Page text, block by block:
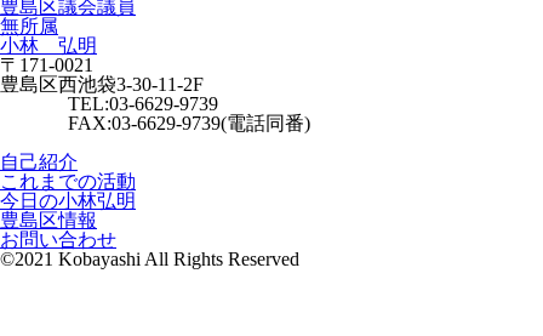
豊島区議会議員
無所属
小林 弘明
〒171-0021
豊島区西池袋3-30-11-2F
TEL:03-6629-9739
FAX:03-6629-9739(電話同番)
自己紹介
これまでの活動
今日の小林弘明
豊島区情報
お問い合わせ
©2021 Kobayashi All Rights Reserved